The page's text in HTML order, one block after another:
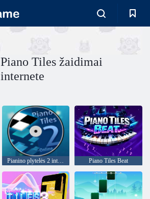
Piano Tiles žaidimai
internete
Pianino plytelės 2 internete Piano Tiles Beat